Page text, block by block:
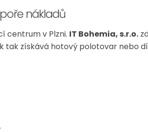
nákladů
centrum v Plzni. IT Bohemia, s.r.o.
tak získává hotový polotovar nebo